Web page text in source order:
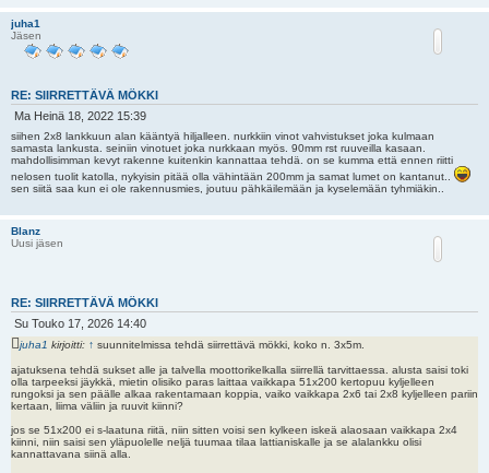
juha1
Jäsen
RE: SIIRRETTÄVÄ MÖKKI
V
e
s
t
i
Ma Heinä 18, 2022 15:39
siihen 2x8 lankkuun alan kääntyä hiljalleen. nurkkiin vinot vahvistukset joka kulmaan
samasta lankusta. seiniin vinotuet joka nurkkaan myös. 90mm rst ruuveilla kasaan.
mahdollisimman kevyt rakenne kuitenkin kannattaa tehdä. on se kumma että ennen riitti
nelosen tuolit katolla, nykyisin pitää olla vähintään 200mm ja samat lumet on kantanut..
sen siitä saa kun ei ole rakennusmies, joutuu pähkäilemään ja kyselemään tyhmiäkin..
Blanz
Uusi jäsen
RE: SIIRRETTÄVÄ MÖKKI
V
i
e
s
t
i
Su Touko 17, 2026 14:40
juha1 kirjoitti: ↑ suunnitelmissa tehdä siirrettävä mökki, koko n. 3x5m.
ajatuksena tehdä sukset alle ja talvella moottorikelkalla siirrellä tarvittaessa. alusta saisi toki
olla tarpeeksi jäykkä, mietin olisiko paras laittaa vaikkapa 51x200 kertopuu kyljelleen
rungoksi ja sen päälle alkaa rakentamaan koppia, vaiko vaikkapa 2x6 tai 2x8 kyljelleen pariin
kertaan, liima väliin ja ruuvit kiinni?
jos se 51x200 ei s-laatuna riitä, niin sitten voisi sen kylkeen iskeä alaosaan vaikkapa 2x4
kiinni, niin saisi sen yläpuolelle neljä tuumaa tilaa lattianiskalle ja se alalankku olisi
kannattavana siinä alla.